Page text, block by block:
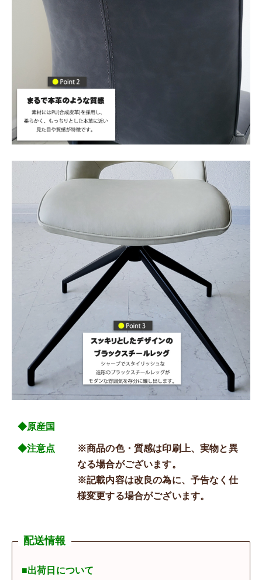
◆原産国
◆注意点
※商品の色・質感は印刷上、実物と異
なる場合がございます。
※記載内容は改良の為に、予告なく仕
様変更する場合がございます。
配送情報
■出荷日について